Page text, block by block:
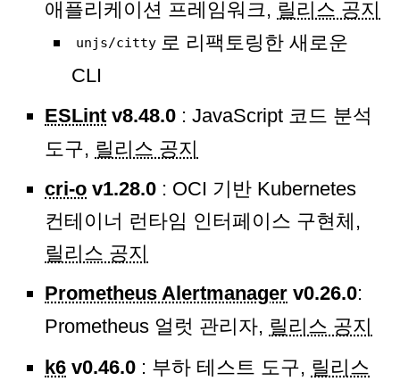
애플리케이션 프레임워크, 릴리스 공지
unjs/citty 로 리팩토링한 새로운
CLI
ESLint v8.48.0 : JavaScript 코드 분석
도구, 릴리스 공지
cri-o v1.28.0 : OCI 기반 Kubernetes
컨테이너 런타임 인터페이스 구현체,
릴리스 공지
Prometheus Alertmanager v0.26.0:
Prometheus 얼럿 관리자, 릴리스 공지
k6 v0.46.0 : 부하 테스트 도구, 릴리스